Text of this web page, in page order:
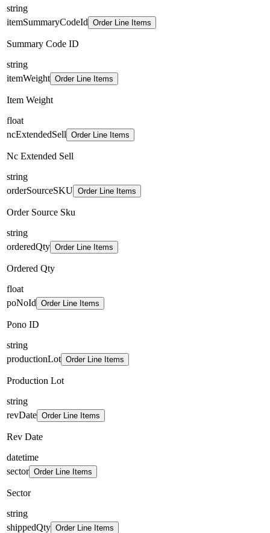
string
itemSummaryCodeId Order Line Items
Summary Code ID
string
itemWeight Order Line Items
Item Weight
float
ncExtendedSell Order Line Items
Nc Extended Sell
string
orderSourceSKU Order Line Items
Order Source Sku
string
orderedQty Order Line Items
Ordered Qty
float
poNoId Order Line Items
Pono ID
string
productionLot Order Line Items
Production Lot
string
revDate Order Line Items
Rev Date
datetime
sector Order Line Items
Sector
string
shippedQty Order Line Items